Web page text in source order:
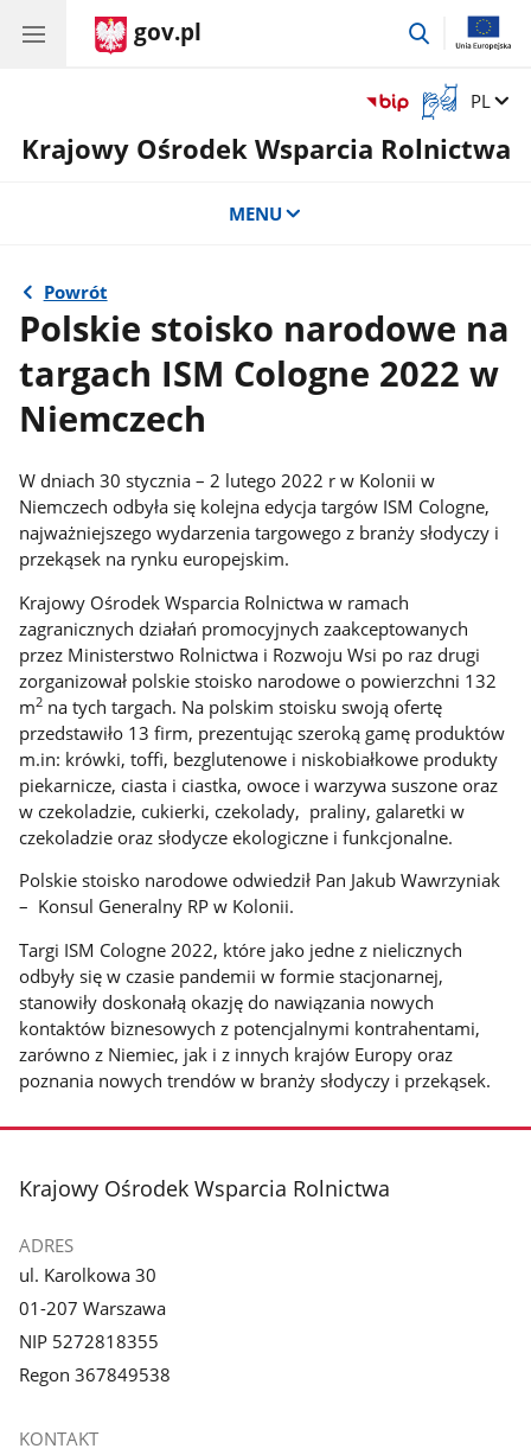
gov.pl
przejdź
Otwórz
okno
z
Zmień
PL
Krajowy Ośrodek Wsparcia Rolnictwa
MENU
Powrót
Polskie stoisko narodowe na
targach ISM Cologne 2022 w
Niemczech
W dniach 30 stycznia – 2 lutego 2022 r w Kolonii w
Niemczech odbyła się kolejna edycja targów ISM Cologne,
najważniejszego wydarzenia targowego z branży słodyczy i
przekąsek na rynku europejskim.
Krajowy Ośrodek Wsparcia Rolnictwa w ramach
zagranicznych działań promocyjnych zaakceptowanych
przez Ministerstwo Rolnictwa i Rozwoju Wsi po raz drugi
zorganizował polskie stoisko narodowe o powierzchni 132
m2 na tych targach. Na polskim stoisku swoją ofertę
przedstawiło 13 firm, prezentując szeroką gamę produktów
m.in: krówki, toffi, bezglutenowe i niskobiałkowe produkty
piekarnicze, ciasta i ciastka, owoce i warzywa suszone oraz
w czekoladzie, cukierki, czekolady, praliny, galaretki w
czekoladzie oraz słodycze ekologiczne i funkcjonalne.
Polskie stoisko narodowe odwiedził Pan Jakub Wawrzyniak
– Konsul Generalny RP w Kolonii.
Targi ISM Cologne 2022, które jako jedne z nielicznych
odbyły się w czasie pandemii w formie stacjonarnej,
stanowiły doskonałą okazję do nawiązania nowych
kontaktów biznesowych z potencjalnymi kontrahentami,
zarówno z Niemiec, jak i z innych krajów Europy oraz
poznania nowych trendów w branży słodyczy i przekąsek.
stopka
Krajowy Ośrodek Wsparcia Rolnictwa
ADRES
ul. Karolkowa 30
01-207 Warszawa
NIP 5272818355
Regon 367849538
KONTAKT